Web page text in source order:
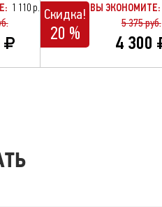
1 110 р. Скидка!
20 %
ВЫ ЭКОНОМИТЕ:
5 375 руб.
4 300